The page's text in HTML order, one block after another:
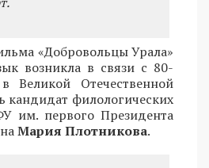
«Добровольцы Урала»
возникла в связи с 80-
Великой Отечественной
кандидат филологических
им. первого Президента
Мария Плотникова.